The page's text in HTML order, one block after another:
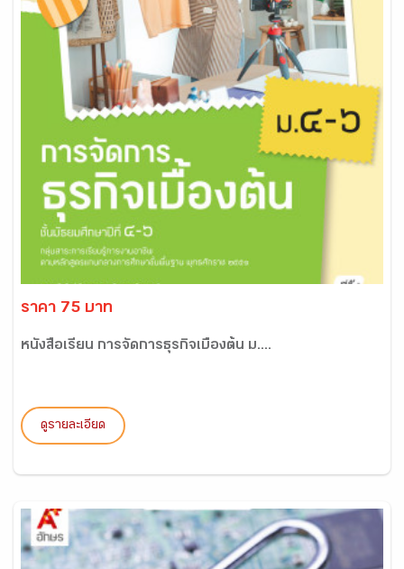
ราคา 75 บาท
หนังสือเรียน การจัดการธุรกิจเบื้องต้น ม....
ดูรายละเอียด